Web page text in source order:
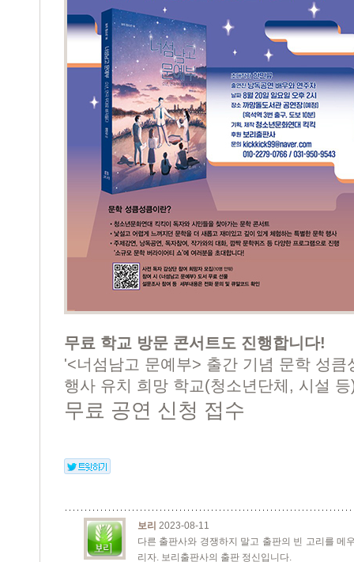
무료 학교 방문 콘서트도 진행합니다!
'<너섬남고 문예부> 출간 기념 문학 성큼
행사 유치 희망 학교(청소년단체, 시설
무료 공연 신청 접수
보리 2023-08-11
다른 출판사와 경쟁하지 말고 출판의 빈 고리를 메
리자. 보리출판사의 출판 정신입니다.